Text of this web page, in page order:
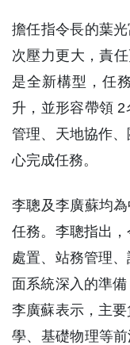
擔任指令長的葉
次壓力更大，責
是全新構型，任
升，並形容帶領
管理、天地協作
心完成任務。
李聰及李廣蘇均
任務。李聰指出
處置、站務管理
面系統深入的準
李廣蘇表示，主
學、基礎物理等